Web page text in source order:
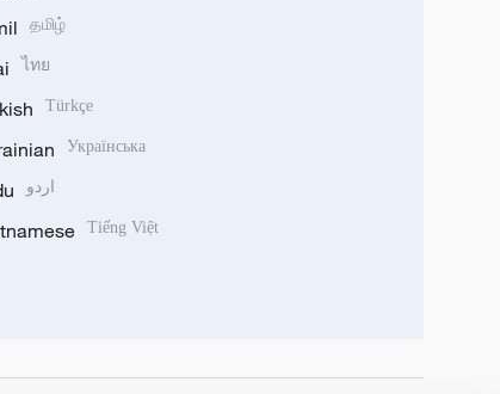
தமிழ்
ไทย
Türkçe
Українська
اردو
Tiếng Việt